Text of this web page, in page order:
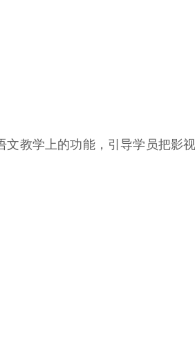
教学上的功能，引导学员把影